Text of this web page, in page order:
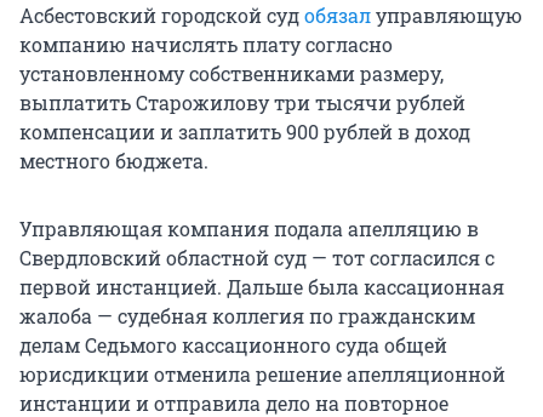
Асбестовский городской судобязалуправляющую
компанию начислять плату согласно
установленному собственниками размеру,
выплатить Старожилову три тысячи рублей
компенсации и заплатить 900 рублей в доход
местного бюджета.
Управляющая компания подала апелляцию в
Свердловский областной суд — тот согласился с
первой инстанцией. Дальше была кассационная
жалоба — судебная коллегия по гражданским
делам Седьмого кассационного суда общей
юрисдикции отменила решение апелляционной
инстанции и отправила дело на повторное